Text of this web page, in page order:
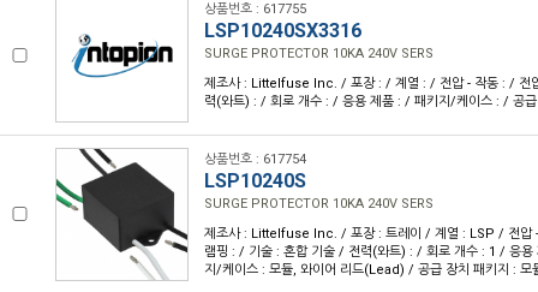
상품번호 : 617755
LSP10240SX3316
SURGE PROTECTOR 10KA 240V SERS
제조사 : Littelfuse Inc. / 포장 : / 계열 : / 전압 - 작동 : / 전
력(와트) : / 회로 개수 : / 응용 제품 : / 패키지/케이스 : / 공급
상품번호 : 617754
LSP10240S
SURGE PROTECTOR 10KA 240V SERS
제조사 : Littelfuse Inc. / 포장 : 트레이 / 계열 : LSP / 전압
램핑 : / 기술 : 혼합 기술 / 전력(와트) : / 회로 개수 : 1 / 응용
지/케이스 : 모듈, 와이어 리드(Lead) / 공급 장치 패키지 : 모